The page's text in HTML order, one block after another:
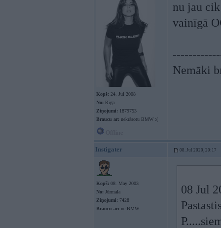
Kopš: 24. Jul 2008
No: Rīga
Ziņojumi: 1879753
Braucu ar: nekrāsotu BMW :(
nu jau
vainīgā
Nemāki
Instigater 08. Jul 2020, 20:17
Kopš: 08. May 2003
No: Jūrmala
Ziņojumi: 7428
Braucu ar: ne BMW
08 Jul